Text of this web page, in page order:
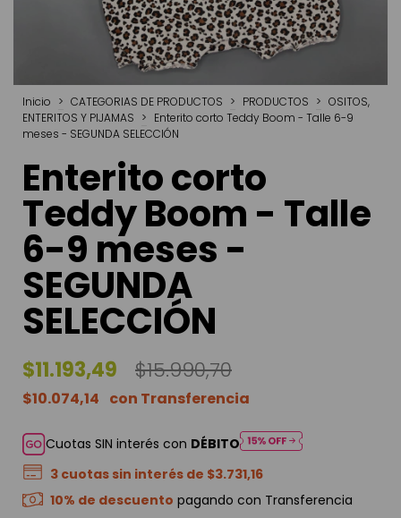
Inicio > CATEGORIAS DE PRODUCTOS > PRODUCTOS > OSITOS,
ENTERITOS Y PIJAMAS > Enterito corto Teddy Boom - Talle 6-9
meses - SEGUNDA SELECCIÓN
Enterito corto
Teddy Boom - Talle
6-9 meses -
SEGUNDA
SELECCIÓN
$11.193,49 $15.990,70
$10.074,14
Cuotas SIN interés con DÉBITO
3 cuotas sin interés de $3.731,16
10% de descuento pagando con Transferencia